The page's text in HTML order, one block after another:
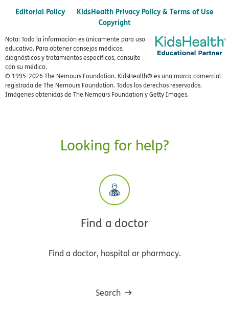
Editorial Policy
KidsHealth Privacy Policy & Terms of Use
Copyright
Nota: Toda la información es únicamente para uso
educativo. Para obtener consejos médicos,
diagnósticos y tratamientos específicos, consulte
con su médico.
© 1995-2026 The Nemours Foundation. KidsHealth® es una marca comercial
registrada de The Nemours Foundation. Todos los derechos reservados.
Imágenes obtenidas de The Nemours Foundation y Getty Images.
Looking for help?
Find a doctor
Find a doctor, hospital or pharmacy.
Search